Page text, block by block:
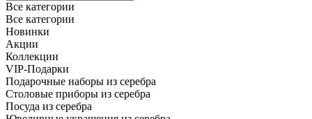
Все категории
Все категории
Новинки
Акции
Коллекции
VIP-Подарки
Подарочные наборы из серебра
Столовые приборы из серебра
Посуда из серебра